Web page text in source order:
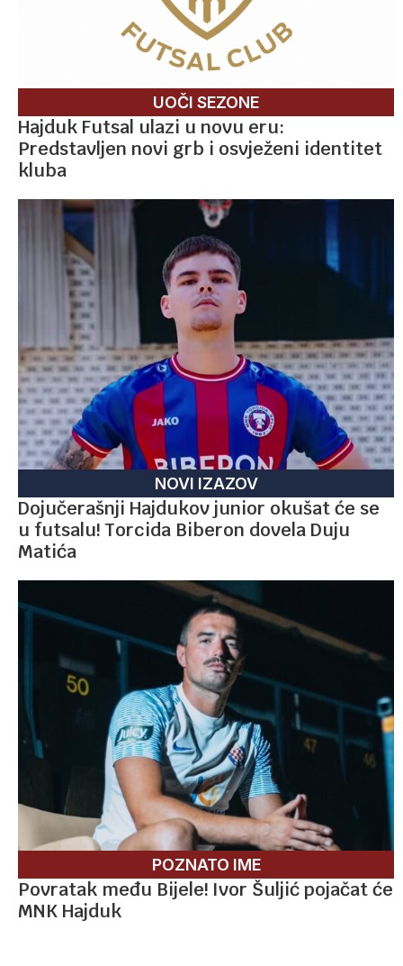
UOČI SEZONE
Hajduk Futsal ulazi u novu eru:
Predstavljen novi grb i osvježeni identitet
kluba
NOVI IZAZOV
Dojučerašnji Hajdukov junior okušat će se
u futsalu! Torcida Biberon dovela Duju
Matića
POZNATO IME
Povratak među Bijele! Ivor Šuljić pojačat će
MNK Hajduk